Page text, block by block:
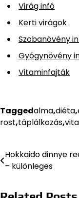
Virág infó
Kerti virágok
Szobanövény
Gyógynövény
Vitaminfajták
Taggedalma,diéta,
rost,táplálkozás,
Bejegyzés
navigáció
Hokkaido dinnye
– különleges